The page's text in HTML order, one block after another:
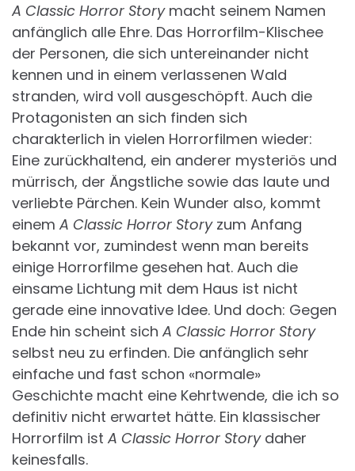
A Classic Horror Storymacht seinem Namen
anfänglich alle Ehre. Das Horrorfilm-Klischee
der Personen, die sich untereinander nicht
kennen und in einem verlassenen Wald
stranden, wird voll ausgeschöpft. Auch die
Protagonisten an sich finden sich
charakterlich in vielen Horrorfilmen wieder:
Eine zurückhaltend, ein anderer mysteriös und
mürrisch, der Ängstliche sowie das laute und
verliebte Pärchen. Kein Wunder also, kommt
einem A Classic Horror Storyzum Anfang
bekannt vor, zumindest wenn man bereits
einige Horrorfilme gesehen hat. Auch die
einsame Lichtung mit dem Haus ist nicht
gerade eine innovative Idee. Und doch: Gegen
Ende hin scheint sich A Classic Horror Story
selbst neu zu erfinden. Die anfänglich sehr
einfache und fast schon «normale»
Geschichte macht eine Kehrtwende, die ich so
definitiv nicht erwartet hätte. Ein klassischer
Horrorfilm ist A Classic Horror Storydaher
keinesfalls.